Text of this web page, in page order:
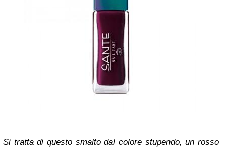
Si tratta di questo smalto dal colore stupendo, un rosso